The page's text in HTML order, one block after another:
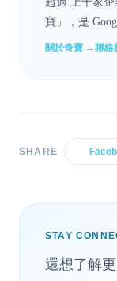
寶」，是
關於奇寶 →聯絡
SHARE
STAY
還想了解